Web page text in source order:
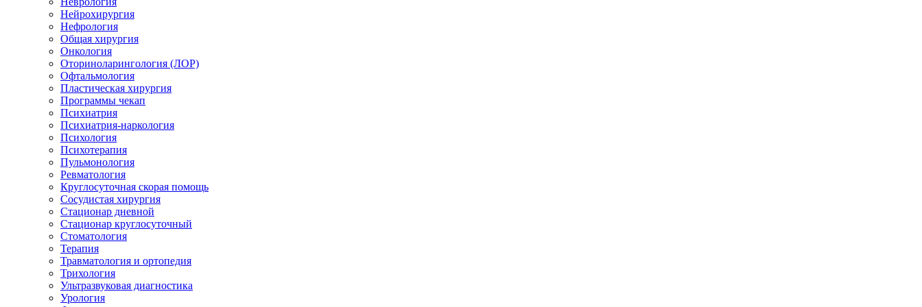
Нейрохирургия
Нефрология
Общая хирургия
Онкология
Оториноларингология (ЛОР)
Офтальмология
Пластическая хирургия
Программы чекап
Психиатрия
Психиатрия-наркология
Психология
Психотерапия
Пульмонология
Ревматология
Круглосуточная скорая помощь
Сосудистая хирургия
Стационар дневной
Стационар круглосуточный
Стоматология
Терапия
Травматология и ортопедия
Трихология
Ультразвуковая диагностика
Урология